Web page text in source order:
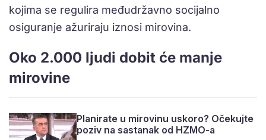
kojima se regulira međudržavno socijalno
osiguranje ažuriraju iznosi mirovina.
Oko 2.000 ljudi dobit će manje
mirovine
Planirate u mirovinu uskoro? Očekujte
poziv na sastanak od HZMO-a